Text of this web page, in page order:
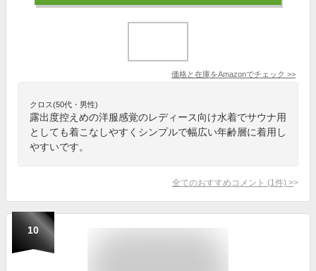
価格と在庫をAmazonでチェック >>
クロス(50代・男性)
露出度控えめの洋服感覚のレディース向け水着でサウナ用
としても着こなしやすくシンプルで幅広い年齢層に着用し
やすいです。
全てのおすすめコメント (1 件) >
10